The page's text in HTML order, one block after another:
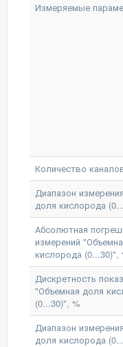
Измеряемые
Количество
Диапазон
доля кислорода
Абсолютная
измерений
кислорода (0...30)",
Дискретность
"Объемная доля
(0...30)", %
Диапазон
доля кислорода